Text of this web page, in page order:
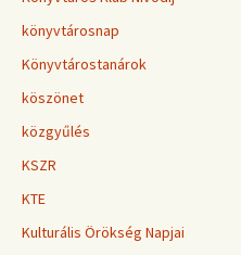
könyvtárosnap
Könyvtárostanárok
köszönet
közgyűlés
KSZR
KTE
Kulturális Örökség Napjai